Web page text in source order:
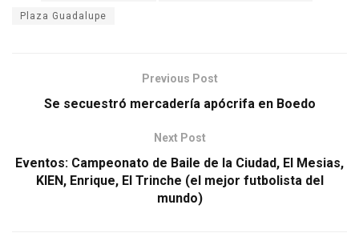
Plaza Guadalupe
Previous Post
Se secuestró mercadería apócrifa en Boedo
Next Post
Eventos: Campeonato de Baile de la Ciudad, El Mesias,
KIEN, Enrique, El Trinche (el mejor futbolista del
mundo)